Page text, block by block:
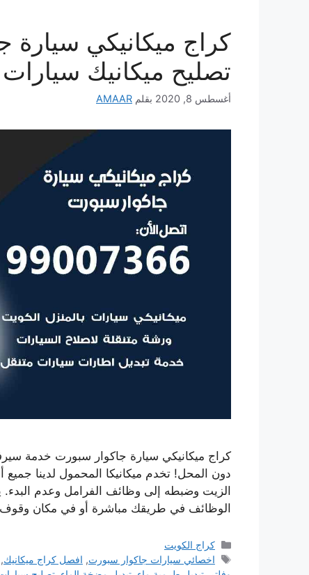
تصليح ميكانيك
أغسطس 8, 2020 بقلم AMAAR
كراج ميكانيكي سيارة جاكوار سبورت خدمة
دون المحل! تخدم ميكانيكا المحمول لدينا
الزيت وضبطه إلى وظائف الفرامل وعدم البدء.
الوظائف في طريقك مباشرة أو في مكان
التصنيفات
كراج الكويت
الوسوم
اخصائي سيارات جاكوار سبورت, افصل كراج ميكانيك,